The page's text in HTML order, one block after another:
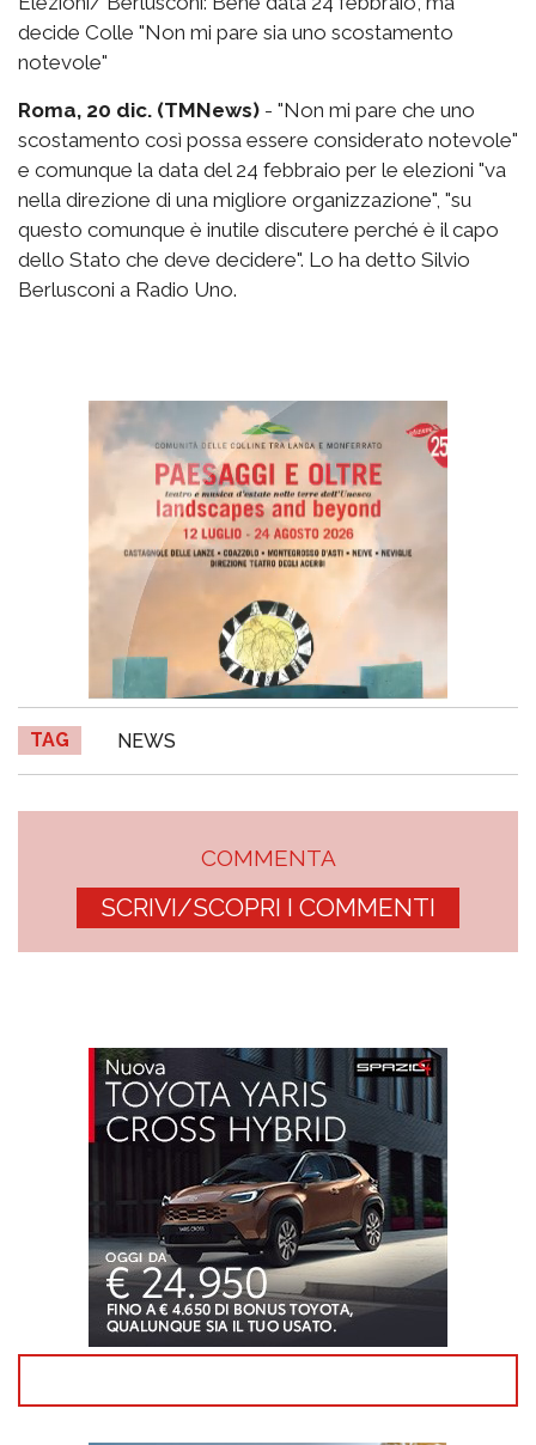
decide Colle "Non mi pare sia uno scostamento
notevole"
Roma, 20 dic. (TMNews) - "Non mi pare che uno
scostamento così possa essere considerato notevole"
e comunque la data del 24 febbraio per le elezioni "va
nella direzione di una migliore organizzazione", "su
questo comunque è inutile discutere perché è il capo
dello Stato che deve decidere". Lo ha detto Silvio
Berlusconi a Radio Uno.
TAG NEWS
COMMENTA
SCRIVI/SCOPRI I COMMENTI